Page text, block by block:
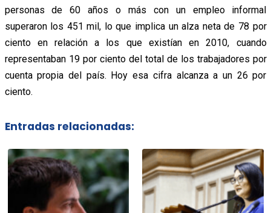
personas de 60 años o más con un empleo informal
superaron los 451 mil, lo que implica un alza neta de 78 por
ciento en relación a los que existían en 2010, cuando
representaban 19 por ciento del total de los trabajadores por
cuenta propia del país. Hoy esa cifra alcanza a un 26 por
ciento.
Entradas relacionadas: